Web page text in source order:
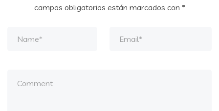
campos obligatorios están marcados con *